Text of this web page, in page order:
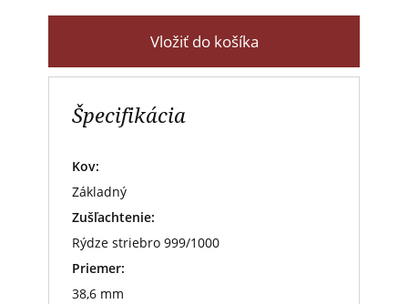
Vložiť do košíka
Špecifikácia
Kov:
Základný
Zušľachtenie:
Rýdze striebro 999/1000
Priemer:
38,6 mm